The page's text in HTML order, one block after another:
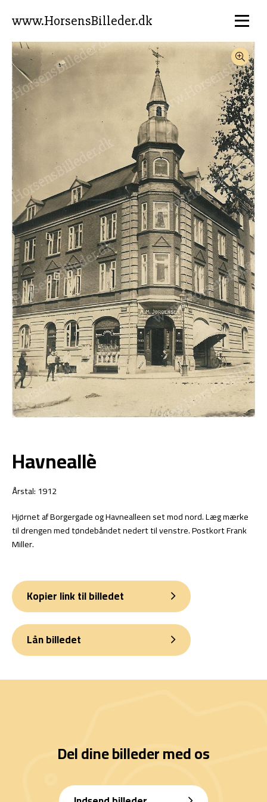
www.HorsensBilleder.dk
Havneallè
Årstal: 1912
Hjørnet af Borgergade og Havnealleen set mod nord. Læg mærke
til drengen med tøndebåndet nedert til venstre. Postkort Frank
Miller.
Kopier link til billedet
Lån billedet
Del dine billeder med os